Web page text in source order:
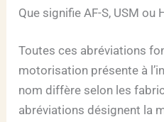
Que signifie AF-S, USM ou
Toutes ces abréviations
motorisation présente à
nom diffère selon les
abréviations désignent la